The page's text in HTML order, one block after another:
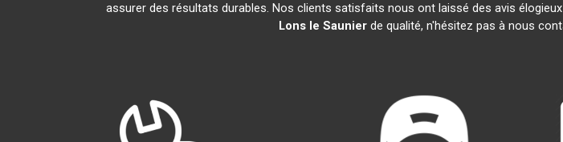
assurer des résultats durables. Nos clients satisfaits nous ont laissé des avis
Lons le Saunierde qualité, n'hésitez pas à nous